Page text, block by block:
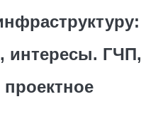
интересы. ГЧП,